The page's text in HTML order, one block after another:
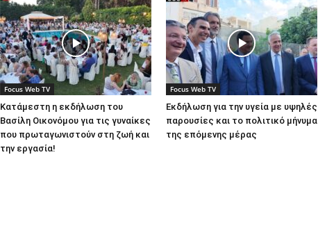
Focus Web TV
Κατάμεστη η εκδήλωση του
Βασίλη Οικονόμου για τις γυναίκες
που πρωταγωνιστούν στη ζωή και
την εργασία!
Focus Web TV
Εκδήλωση για την υγεία με υψηλές
παρουσίες και το πολιτικό μήνυμα
της επόμενης μέρας